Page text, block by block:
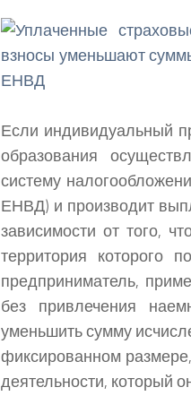
Если индивидуальный
образования
систему
ЕНВД) и производит
зависимости от того,
территория которого
предприниматель,
без привлечения
уменьшить сумму
фиксированном
деятельности, который